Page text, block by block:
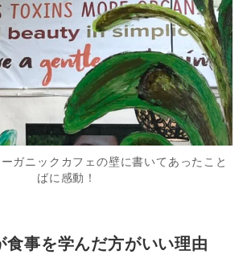
ガニックカフェの壁に書いてあったこと
ばに感動！
食事を学んだ方がいい理由